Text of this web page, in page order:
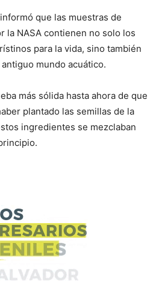
que las muestras de
la NASA contienen no solo los
para la vida, sino también
mundo acuático.
más sólida hasta ahora de que
plantado las semillas de la
ingredientes se mezclaban